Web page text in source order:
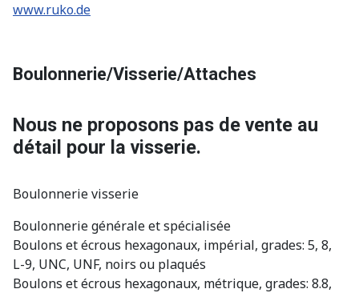
www.ruko.de
Boulonnerie/Visserie/Attaches
Nous ne proposons pas de vente au
détail pour la visserie.
Boulonnerie visserie
Boulonnerie générale et spécialisée
Boulons et écrous hexagonaux, impérial, grades: 5, 8,
L-9, UNC, UNF, noirs ou plaqués
Boulons et écrous hexagonaux, métrique, grades: 8.8,